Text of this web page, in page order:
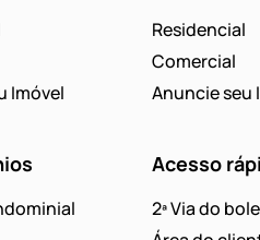
Imóvel
Residencial
Comercial
Anuncie seu
Acesso
2ª Via do